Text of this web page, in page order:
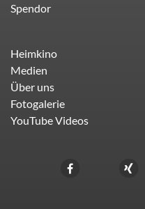
Spendor
Heimkino
Medien
Über uns
Fotogalerie
YouTube Videos